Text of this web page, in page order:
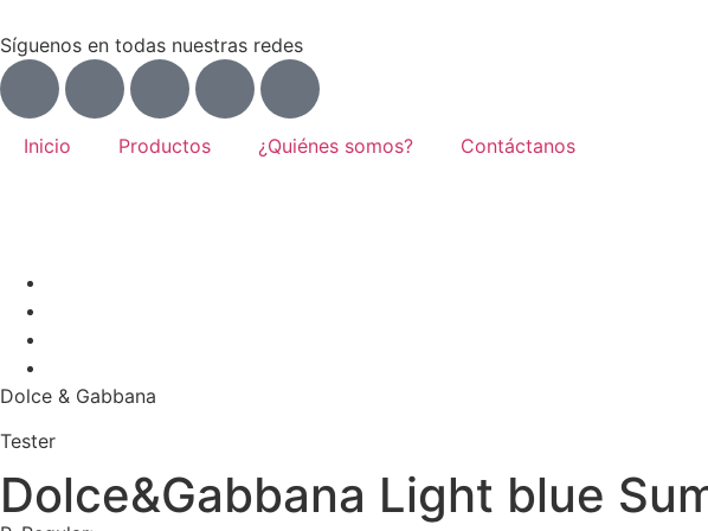
Síguenos en todas nuestras redes
Inicio Productos ¿Quiénes somos?
Contáctanos
Dolce & Gabbana
Tester
Dolce&Gabbana Light blue